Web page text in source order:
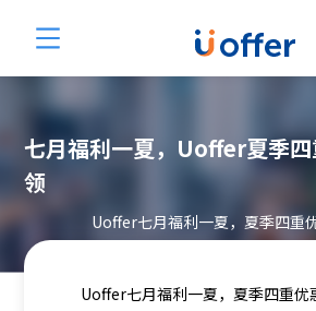
七月福利一夏，Uoffer夏季
领
Uoffer七月福利一夏，夏季四重
Uoffer七月福利一夏，夏季四重优